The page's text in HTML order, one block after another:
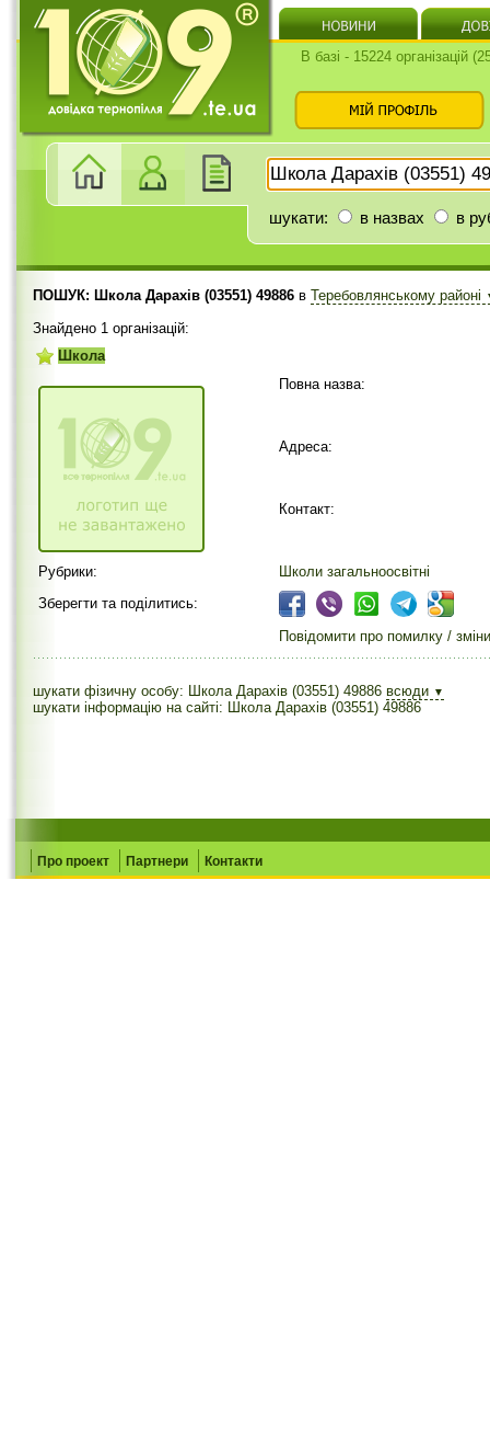
В базі - 15224 організацій
шукати: в назвах в
ПОШУК: Школа Дарахів (03551) 49886 в Теребовлянському районі
Знайдено 1 організацій:
Школа
Повна назва:
Адреса:
Контакт:
Рубрики:
Школи загальноосвітні
Зберегти та поділитись:
Повідомити про помилку / зміни
шукати фізичну особу: Школа Дарахів (03551) 49886 всюди ▼
шукати інформацію на сайті: Школа Дарахів (03551) 49886
Про проект Партнери Контакти